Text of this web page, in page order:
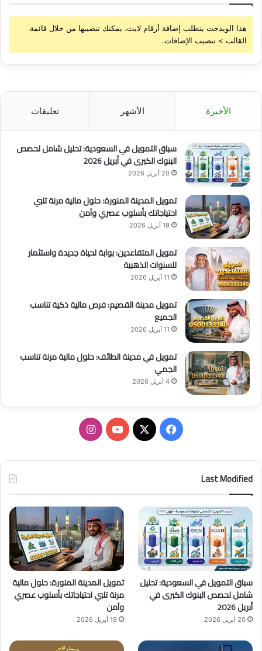
هذا الويدجت يتطلب إضافة أرقام لايت، يمكنك تنصيبها من خلال قائمة
القالب > تنصيب الإضافات.
الأخيرة الأشهر تعليقات
سباق التمويل في السعودية: تحليل شامل لحصص
البنوك الكبرى في أبريل 2026
20 أبريل 2026
تمويل المدينة المنورة: حلول مالية مرنة تلبي
احتياجاتك بأسلوب عصري وآمن
19 أبريل 2026
تمويل المتقاعدين: بوابة لحياة جديدة واستثمار
للسنوات الذهبية
11 أبريل 2026
تمويل مدينة القصيم: فرص مالية ذكية تناسب
الجميع
11 أبريل 2026
تمويل في مدينة الطائف: حلول مالية مرنة تناسب
الجمي
4 أبريل 2026
ب
ك
u
T
u
b
e
ت
ق
ر
ا
م
Last Modified
سباق التمويل في السعودية: تحليل
شامل لحصص البنوك الكبرى في
أبريل 2026
20 أبريل 2026
تمويل المدينة المنورة: حلول مالية
مرنة تلبي احتياجاتك بأسلوب عصري
وآمن
19 أبريل 2026